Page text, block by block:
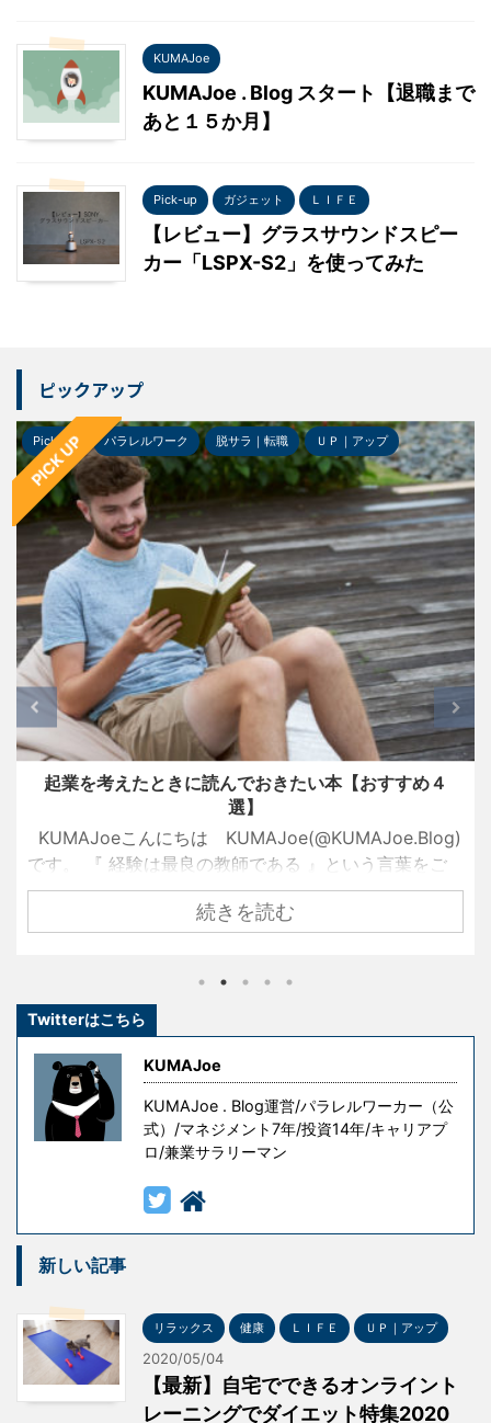
KUMAJoe
KUMAJoe . Blog スタート【退職まで
あと１５か月】
Pick-up ガジェット ＬＩＦＥ
【レビュー】グラスサウンドスピー
カー「LSPX-S2」を使ってみた
ピックアップ
PICK UP
Pick-up パラレルワーク 脱サラ｜転職 ＵＰ｜アップ
起業を考えたときに読んでおきたい本【おすすめ４
選】
KUMAJoeこんにちは KUMAJoe(@KUMAJoe.Blog)
です。 『 経験は最良の教師である 』という言葉をご
存知でしょうか？ 名経営者として大きな成功を手にし
ている創業者たちも、ずっと順風満帆な人生を送って
ただし授業料が高すぎる 』というものです。 失敗はコ
意味がありますが、無意味な ...
続きを読む
Twitterはこちら
KUMAJoe
KUMAJoe . Blog運営/パラレルワーカー（公
式）/マネジメント7年/投資14年/キャリアプ
ロ/兼業サラリーマン
新しい記事
リラックス 健康 ＬＩＦＥ ＵＰ｜アップ
2020/05/04
【最新】自宅でできるオンライント
レーニングでダイエット特集2020